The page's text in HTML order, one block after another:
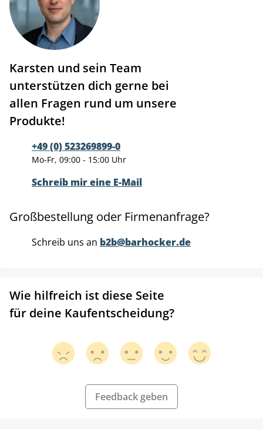
Karsten und sein Team
unterstützen dich gerne bei
allen Fragen rund um unsere
Produkte!
+49 (0) 523269899-0
Mo-Fr, 09:00 - 15:00 Uhr
Schreib mir eine E-Mail
Großbestellung oder Firmenanfrage?
Schreib uns an b2b@barhocker.de
Wie hilfreich ist diese Seite
für deine Kaufentscheidung?
Feedback geben